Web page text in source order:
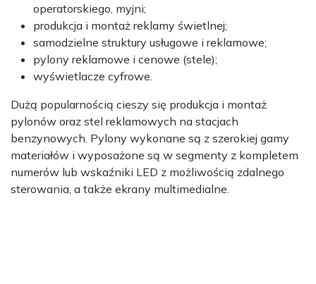
operatorskiego, myjni;
produkcja i montaż reklamy świetlnej;
samodzielne struktury usługowe i reklamowe;
pylony reklamowe i cenowe (stele);
wyświetlacze cyfrowe.
Dużą popularnością cieszy się produkcja i montaż
pylonów oraz stel reklamowych na stacjach
benzynowych. Pylony wykonane są z szerokiej gamy
materiałów i wyposażone są w segmenty z kompletem
numerów lub wskaźniki LED z możliwością zdalnego
sterowania, a także ekrany multimedialne.